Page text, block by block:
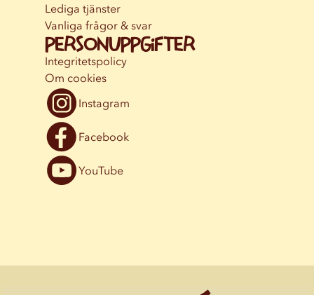
Lediga tjänster
Vanliga frågor & svar
Personuppgifter
Integritetspolicy
Om cookies
Instagram
Facebook
YouTube